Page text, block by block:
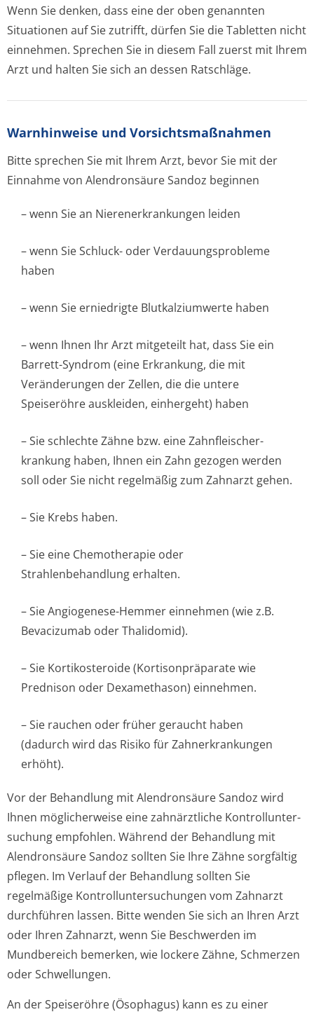
Wenn Sie denken, dass eine der oben genannten
Situationen auf Sie zutrifft, dürfen Sie die Tabletten nicht
einnehmen. Sprechen Sie in diesem Fall zuerst mit Ihrem
Arzt und halten Sie sich an dessen Ratschläge.
Warnhinweise und Vorsichtsmaßnahmen
Bitte sprechen Sie mit Ihrem Arzt, bevor Sie mit der
Einnahme von Alendronsäure Sandoz beginnen
– wenn Sie an Nierenerkrankungen leiden
– wenn Sie Schluck- oder Verdauungsprobleme
haben
– wenn Sie erniedrigte Blutkalziumwerte haben
– wenn Ihnen Ihr Arzt mitgeteilt hat, dass Sie ein
Barrett-Syndrom (eine Erkrankung, die mit
Veränderungen der Zellen, die die untere
Speiseröhre auskleiden, einhergeht) haben
– Sie schlechte Zähne bzw. eine Zahnfleischer­
krankung haben, Ihnen ein Zahn gezogen werden
soll oder Sie nicht regelmäßig zum Zahnarzt gehen.
– Sie Krebs haben.
– Sie eine Chemotherapie oder
Strahlenbehandlung erhalten.
– Sie Angiogenese-Hemmer einnehmen (wie z.B.
Bevacizumab oder Thalidomid).
– Sie Kortikosteroide (Kortisonpräparate wie
Prednison oder Dexamethason) einnehmen.
– Sie rauchen oder früher geraucht haben
(dadurch wird das Risiko für Zahnerkrankungen
erhöht).
Vor der Behandlung mit Alendronsäure Sandoz wird
Ihnen möglicherweise eine zahnärztliche Kontrollunter­
suchung empfohlen. Während der Behandlung mit
Alendronsäure Sandoz sollten Sie Ihre Zähne sorgfältig
pflegen. Im Verlauf der Behandlung sollten Sie
regelmäßige Kontrollunter­suchungen vom Zahnarzt
durchführen lassen. Bitte wenden Sie sich an Ihren Arzt
oder Ihren Zahnarzt, wenn Sie Beschwerden im
Mundbereich bemerken, wie lockere Zähne, Schmerzen
oder Schwellungen.
An der Speiseröhre (Ösophagus) kann es zu einer